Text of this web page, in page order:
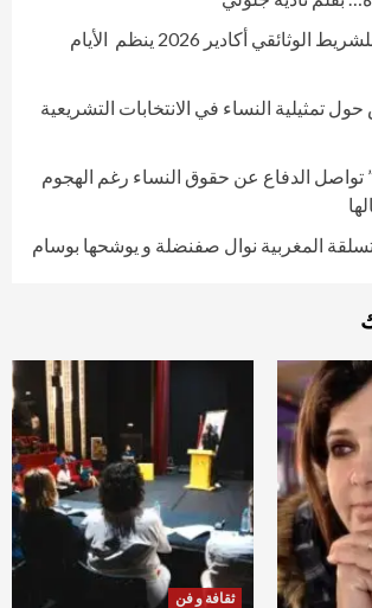
المهرجان الدولي للشريط الوثائقي أكادير 2026 ينظم الأيام
تمثيلية النساء في الانتخابات التشريعية
تواصل الدفاع عن حقوق النساء رغم الهجوم
المغربية نوال صفنضلة و يوشحها بوسام
ثقافة و فن